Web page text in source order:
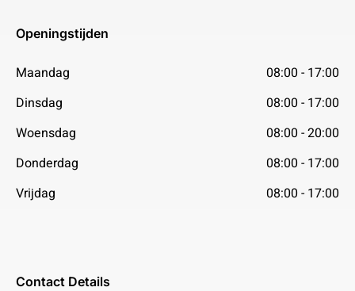
Openingstijden
Maandag
08:00 - 17:00
Dinsdag
08:00 - 17:00
Woensdag
08:00 - 20:00
Donderdag
08:00 - 17:00
Vrijdag
08:00 - 17:00
Contact Details